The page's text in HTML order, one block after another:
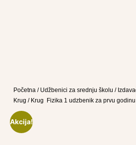
Početna/ Udžbenici za srednju školu /
Krug / Krug Fizika 1 udzbenik za prvu godinu
Akcija!